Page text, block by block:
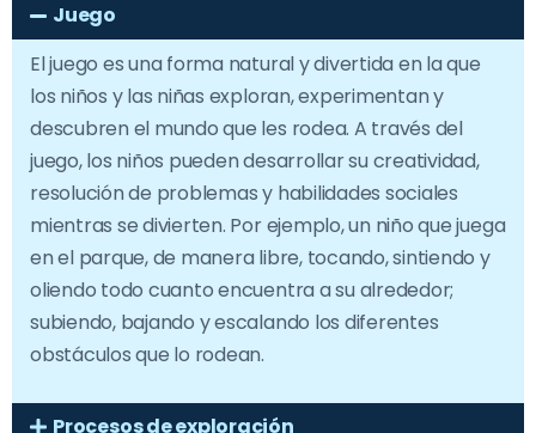
Juego
El juego es una forma natural y divertida en la que
los niños y las niñas exploran, experimentan y
descubren el mundo que les rodea. A través del
juego, los niños pueden desarrollar su creatividad,
resolución de problemas y habilidades sociales
mientras se divierten. Por ejemplo, un niño que juega
en el parque, de manera libre, tocando, sintiendo y
oliendo todo cuanto encuentra a su alrededor;
subiendo, bajando y escalando los diferentes
obstáculos que lo rodean.
Procesos de exploración